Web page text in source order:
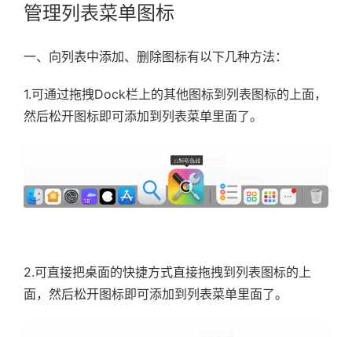
管理列表菜单图标
一、向列表中添加、删除图标有以下几种方法：
1.可通过拖拽Dock栏上的其他图标到列表图标的上面，
然后松开图标即可添加到列表菜单里面了。
2.可直接把桌面的快捷方式直接拖拽到列表图标的上
面，然后松开图标即可添加到列表菜单里面了。